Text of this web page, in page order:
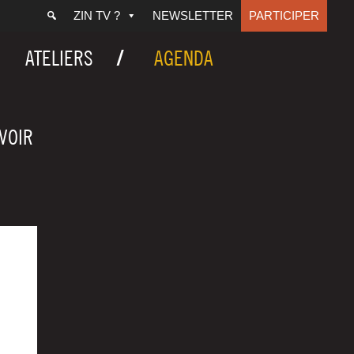
ZIN TV ? NEWSLETTER PARTICIPER
ATELIERS AGENDA